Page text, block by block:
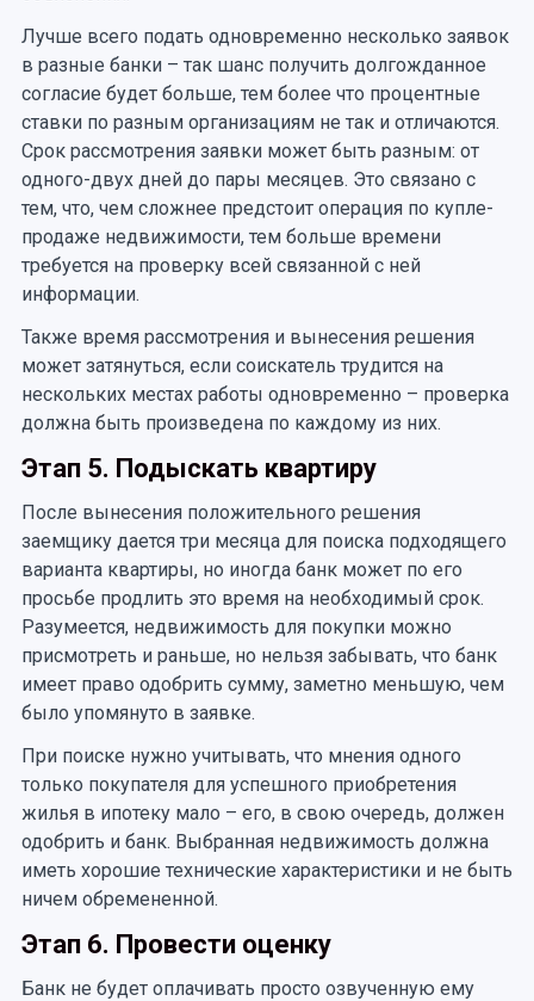
Лучше всего подать одновременно несколько заявок
в разные банки – так шанс получить долгожданное
согласие будет больше, тем более что процентные
ставки по разным организациям не так и отличаются.
Срок рассмотрения заявки может быть разным: от
одного-двух дней до пары месяцев. Это связано с
тем, что, чем сложнее предстоит операция по купле-
продаже недвижимости, тем больше времени
требуется на проверку всей связанной с ней
информации.
Также время рассмотрения и вынесения решения
может затянуться, если соискатель трудится на
нескольких местах работы одновременно – проверка
должна быть произведена по каждому из них.
Этап 5. Подыскать квартиру
После вынесения положительного решения
заемщику дается три месяца для поиска подходящего
варианта квартиры, но иногда банк может по его
просьбе продлить это время на необходимый срок.
Разумеется, недвижимость для покупки можно
присмотреть и раньше, но нельзя забывать, что банк
имеет право одобрить сумму, заметно меньшую, чем
было упомянуто в заявке.
При поиске нужно учитывать, что мнения одного
только покупателя для успешного приобретения
жилья в ипотеку мало – его, в свою очередь, должен
одобрить и банк. Выбранная недвижимость должна
иметь хорошие технические характеристики и не быть
ничем обремененной.
Этап 6. Провести оценку
Банк не будет оплачивать просто озвученную ему